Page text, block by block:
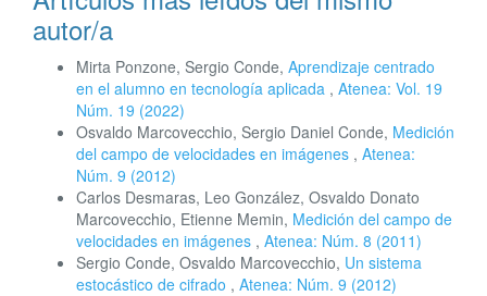
autor/a
Mirta Ponzone, Sergio Conde, Aprendizaje centrado
en el alumno en tecnología aplicada , Atenea: Vol. 19
Núm. 19 (2022)
Osvaldo Marcovecchio, Sergio Daniel Conde, Medición
del campo de velocidades en imágenes , Atenea:
Núm. 9 (2012)
Carlos Desmaras, Leo González, Osvaldo Donato
Marcovecchio, Etienne Memin, Medición del campo de
velocidades en imágenes , Atenea: Núm. 8 (2011)
Sergio Conde, Osvaldo Marcovecchio, Un sistema
estocástico de cifrado , Atenea: Núm. 9 (2012)